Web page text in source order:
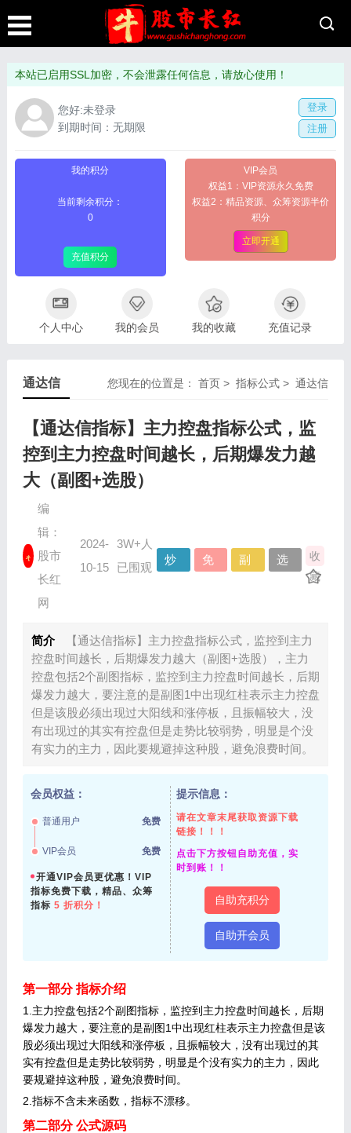
本站已启用SSL加密，不会泄露任何信息，请放心使用！
您好:未登录
到期时间：无期限
登录
注册
我的积分
当前剩余积分：
0
充值积分
VIP会员
权益1：VIP资源永久免费
权益2：精品资源、众筹资源半价
积分
立即开通
个人中心 我的会员 我的收藏 充值记录
您现在的位置是：首页 >指标公式 >通达信
通达信
【通达信指标】主力控盘指标公式，监
控到主力控盘时间越长，后期爆发力越
大（副图+选股）
编
辑：
股市
长红
网
2024-
10-15
3W+人
已围观
炒
免
副
选
收
藏
简介
【通达信指标】主力控盘指标公式，监控到主力
控盘时间越长，后期爆发力越大（副图+选股），主力
控盘包括2个副图指标，监控到主力控盘时间越长，后期
爆发力越大，要注意的是副图1中出现红柱表示主力控盘
但是该股必须出现过大阳线和涨停板，且振幅较大，没
有出现过的其实有控盘但是走势比较弱势，明显是个没
有实力的主力，因此要规避掉这种股，避免浪费时间。
会员权益：
普通用户 免费
VIP会员 免费
开通VIP会员更优惠！VIP
指标免费下载，精品、众筹
指标 5 折积分！
提示信息：
请在文章末尾获取资源下载
链接！！！
点击下方按钮自助充值，实
时到账！！
自助充积分
自助开会员
第一部分 指标介绍
1.主力控盘包括2个副图指标，监控到主力控盘时间越长，后期
爆发力越大，要注意的是副图1中出现红柱表示主力控盘但是该
股必须出现过大阳线和涨停板，且振幅较大，没有出现过的其
实有控盘但是走势比较弱势，明显是个没有实力的主力，因此
要规避掉这种股，避免浪费时间。
2.指标不含未来函数，指标不漂移。
第二部分 公式源码